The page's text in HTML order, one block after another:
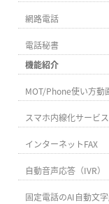
網路電話
電話秘書
機能紹介
MOT/Phone使い方動
スマホ内線化サービス
インターネットFAX
自動音声応答（IVR）
固定電話のAI自動文